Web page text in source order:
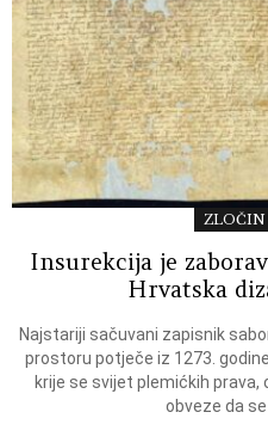
ZLOČIN
Insurekcija je
Hrvatska
Najstariji sačuvani zapisnik
prostoru potječe iz 1273.
krije se svijet plemićkih
obveze da se